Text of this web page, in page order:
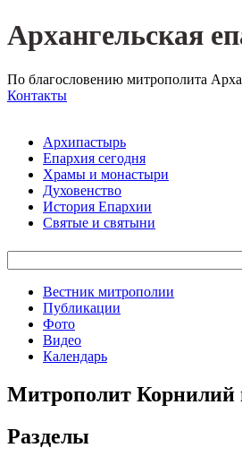
Архангельская
По благословению митрополита
Контакты
Архипастырь
Епархия сегодня
Храмы и монастыри
Духовенство
История Епархии
Святые и святыни
Вестник митрополии
Публикации
Фото
Видео
Календарь
Митрополит Корнилий
Разделы